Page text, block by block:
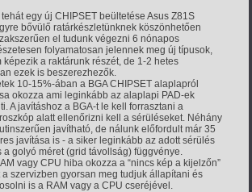
egy új CHIPSET beültetése Asus Z81S
bővülő ratárkészletünknek köszönhetően
el tudunk végezni 6 nónapos
folyamatosan jelennek meg új típusok,
képezik a raktárunk részét, de 1-2 hetes
ezek is beszerezhezők.
10-15%-ában a BGA CHIPSET alaplapról
okozza ami leginkább az alaplapi PAD-ek
A javításhoz a BGA-t le kell forrasztani a
alatt ellenőrizni kell a sérüléseket. Néhány
javítható, de nálunk előfordult már 35
javítása is - a siker leginkább az adott sérülés
golyó méret (grid távollság) függvénye.
vagy CPU hiba okozza a “nincs kép a kijelzőn”
a szervizben gyorsan meg tudjuk állapítani és
is a RAM vagy a CPU cseréjével.